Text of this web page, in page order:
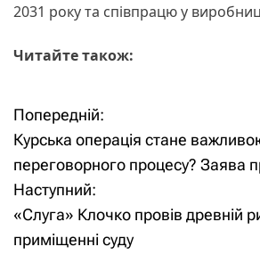
2031 року та співпрацю у
Читайте також:
Н
а
в
і
Попередній:
Курська операція стане
переговорного процесу? Заява
Наступний:
«Слуга» Клочко провів древній
приміщенні суду